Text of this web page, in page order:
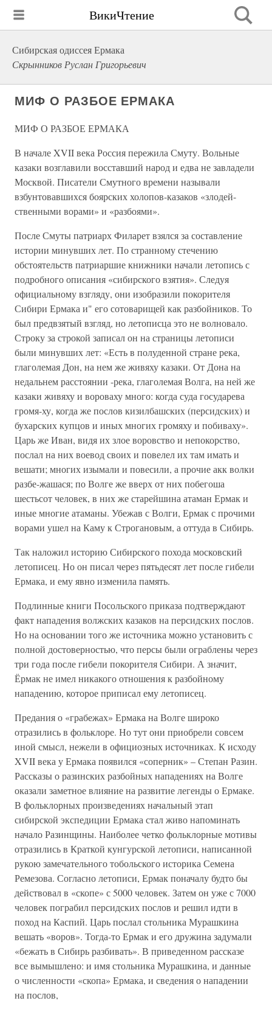
ВикиЧтение
Сибирская одиссея Ермака
Скрынников Руслан Григорьевич
МИФ О РАЗБОЕ ЕРМАКА
МИФ О РАЗБОЕ ЕРМАКА
В начале XVII века Россия пережила Смуту. Вольные
казаки возглавили восставший народ и едва не завладели
Москвой. Писатели Смутного времени называли
взбунтовавшихся боярских холопов-казаков «злодей-
ственными ворами» и «разбоями».
После Смуты патриарх Филарет взялся за составление
истории минувших лет. По странному стечению
обстоятельств патриаршие книжники начали летопись с
подробного описания «сибирского взятия». Следуя
официальному взгляду, они изобразили покорителя
Сибири Ермака и" его сотоварищей как разбойников. То
был предвзятый взгляд, но летописца это не волновало.
Строку за строкой записал он на страницы летописи
были минувших лет: «Есть в полуденной стране река,
глаголемая Дон, на нем же живяху казаки. От Дона на
недальнем расстоянии -река, глаголемая Волга, на ней же
казаки живяху и вороваху много: когда суда государева
громя-ху, когда же послов кизилбашских (персидских) и
бухарских купцов и иных многих громяху и побиваху».
Царь же Иван, видя их злое воровство и непокорство,
послал на них воевод своих и повелел их там имать и
вешати; многих изымали и повесили, а прочие акк волки
разбе-жашася; по Волге же вверх от них побегоша
шестьсот человек, в них же старейшина атаман Ермак и
иные многие атаманы. Убежав с Волги, Ермак с прочими
ворами ушел на Каму к Строгановым, а оттуда в Сибирь.
Так наложил историю Сибирского похода московский
летописец. Но он писал через пятьдесят лет после гибели
Ермака, и ему явно изменила память.
Подлинные книги Посольского приказа подтверждают
факт нападения волжских казаков на персидских послов.
Но на основании того же источника можно установить с
полной достоверностью, что персы были ограблены через
три года после гибели покорителя Сибири. А значит,
Ёрмак не имел никакого отношения к разбойному
нападению, которое приписал ему летописец.
Предания о «грабежах» Ермака на Волге широко
отразились в фольклоре. Но тут они приобрели совсем
иной смысл, нежели в официозных источниках. К исходу
XVII века у Ермака появился «соперник» – Степан Разин.
Рассказы о разинских разбойных нападениях на Волге
оказали заметное влияние на развитие легенды о Ермаке.
В фольклорных произведениях начальный этап
сибирской экспедиции Ермака стал живо напоминать
начало Разинщины. Наиболее четко фольклорные мотивы
отразились в Краткой кунгурской летописи, написанной
рукою замечательного тобольского историка Семена
Ремезова. Согласно летописи, Ермак поначалу будто бы
действовал в «скопе» с 5000 человек. Затем он уже с 7000
человек пограбил персидских послов и решил идти в
поход на Каспий. Царь послал стольника Мурашкина
вешать «воров». Тогда-то Ермак и его дружина задумали
«бежать в Сибирь разбивать». В приведенном рассказе
все вымышлено: и имя стольника Мурашкина, и данные
о численности «скопа» Ермака, и сведения о нападении
на послов,